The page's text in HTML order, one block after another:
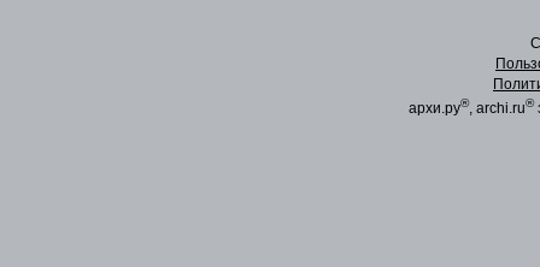
архи.ру®, archi.ru®